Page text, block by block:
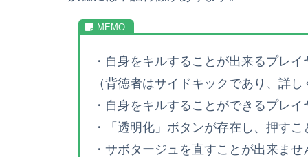
・自身をキルすることが出来るプレ
（背徳者はサイドキックであり、詳
・自身をキルすることができるプレ
・「透明化」ボタンが存在し、押す
・サボタージュを直すことが出来ませ